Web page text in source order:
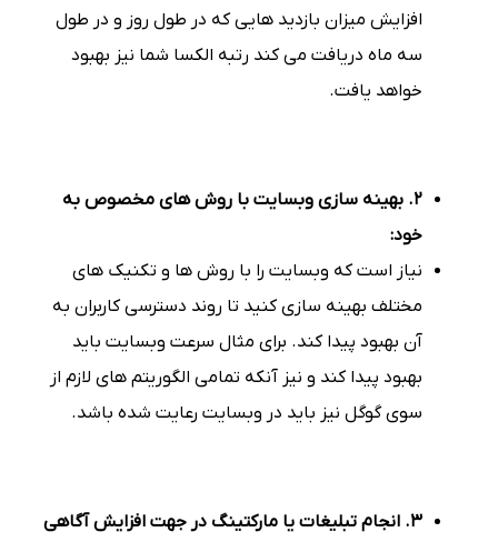
افزایش میزان بازدید هایی که در طول روز و در طول
سه ماه دریافت می کند رتبه الکسا شما نیز بهبود
خواهد یافت.
2. بهینه سازی وبسایت با روش های مخصوص به
خود:
نیاز است که وبسایت را با روش ها و تکنیک های
مختلف بهینه سازی کنید تا روند دسترسی کاربران به
آن بهبود پیدا کند. برای مثال سرعت وبسایت باید
بهبود پیدا کند و نیز آنکه تمامی الگوریتم های لازم از
سوی گوگل نیز باید در وبسایت رعایت شده باشد.
3. انجام تبلیغات یا مارکتینگ در جهت افزایش آگاهی